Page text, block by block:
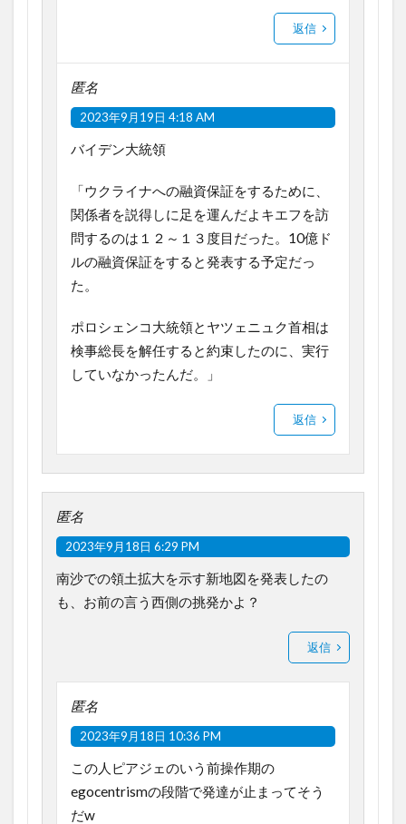
返信
匿名
2023年9月19日 4:18 AM
バイデン大統領
「ウクライナへの融資保証をするために、
関係者を説得しに足を運んだよキエフを訪
問するのは１２～１３度目だった。10億ド
ルの融資保証をすると発表する予定だっ
た。
ポロシェンコ大統領とヤツェニュク首相は
検事総長を解任すると約束したのに、実行
していなかったんだ。」
返信
匿名
2023年9月18日 6:29 PM
南沙での領土拡大を示す新地図を発表したの
も、お前の言う西側の挑発かよ？
返信
匿名
2023年9月18日 10:36 PM
この人ピアジェのいう前操作期の
egocentrismの段階で発達が止まってそう
だw